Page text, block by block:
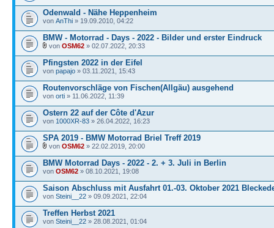
Odenwald - Nähe Heppenheim
von AnThi » 19.09.2010, 04:22
BMW - Motorrad - Days - 2022 - Bilder und erster Eindruck
von OSM62 » 02.07.2022, 20:33
Pfingsten 2022 in der Eifel
von papajo » 03.11.2021, 15:43
Routenvorschläge von Fischen(Allgäu) ausgehend
von orti » 11.06.2022, 11:39
Ostern 22 auf der Côte d'Azur
von 1000XR-83 » 26.04.2022, 16:23
SPA 2019 - BMW Motorrad Briel Treff 2019
von OSM62 » 22.02.2019, 20:00
BMW Motorrad Days - 2022 - 2. + 3. Juli in Berlin
von OSM62 » 08.10.2021, 19:08
Saison Abschluss mit Ausfahrt 01.-03. Oktober 2021
von Steini__22 » 09.09.2021, 22:04
Treffen Herbst 2021
von Steini__22 » 28.08.2021, 01:04